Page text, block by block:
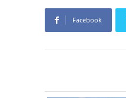
Facebook